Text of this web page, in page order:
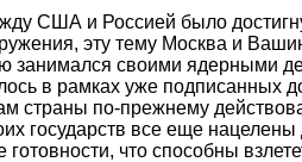
США и Россией было
эту тему Москва и
занимался своими ядерными
в рамках уже подписанных
страны по-прежнему
государств все еще нацелены
готовности, что способны